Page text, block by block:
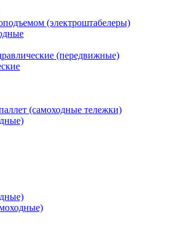
(электроштабелеры)
(передвижные)
(самоходные тележки)